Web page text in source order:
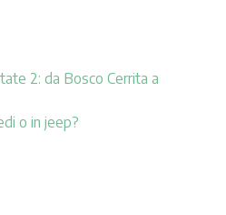
2: da Bosco Cerrita a
o in jeep?